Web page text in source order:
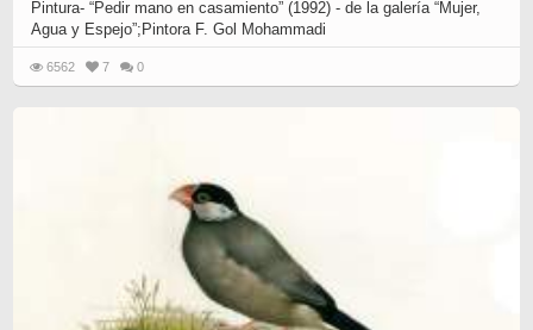
Pintura- “Pedir mano en casamiento” (1992) - de la galería “Mujer,
Agua y Espejo”;Pintora F. Gol Mohammadi
6562 7 0